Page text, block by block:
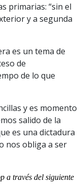
primarias: “sin el
y a segunda
es un tema de
de
de lo que
y es momento
salido de la
es una dictadura
nos obliga a ser
a través del siguiente